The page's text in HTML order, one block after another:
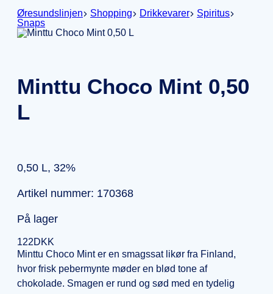
Øresundslinjen
Shopping Drikkevarer
Spiritus
Snaps
Minttu Choco Mint 0,50
L
0,50 L, 32%
Artikel nummer: 170368
På lager
122DKK
Minttu Choco Mint er en smagssat likør fra Finland,
hvor frisk pebermynte møder en blød tone af
chokolade. Smagen er rund og sød med en tydelig